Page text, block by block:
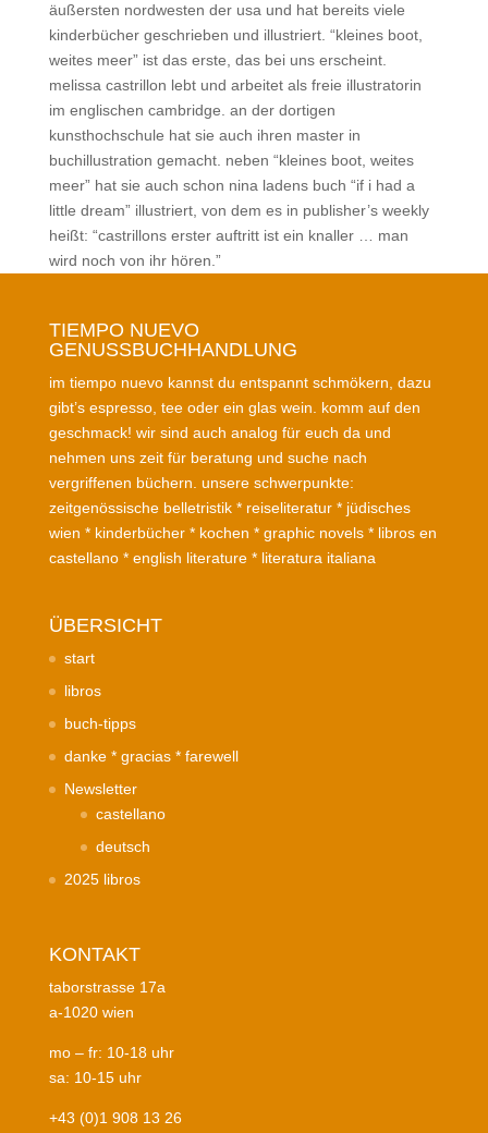
äußersten nordwesten der usa und hat bereits viele
kinderbücher geschrieben und illustriert. “kleines boot,
weites meer” ist das erste, das bei uns erscheint.
melissa castrillon lebt und arbeitet als freie illustratorin
im englischen cambridge. an der dortigen
kunsthochschule hat sie auch ihren master in
buchillustration gemacht. neben “kleines boot, weites
meer” hat sie auch schon nina ladens buch “if i had a
little dream” illustriert, von dem es in publisher’s weekly
heißt: “castrillons erster auftritt ist ein knaller … man
wird noch von ihr hören.”
TIEMPO NUEVO
GENUSSBUCHHANDLUNG
im tiempo nuevo kannst du entspannt schmökern, dazu
gibt’s espresso, tee oder ein glas wein. komm auf den
geschmack! wir sind auch analog für euch da und
nehmen uns zeit für beratung und suche nach
vergriffenen büchern. unsere schwerpunkte:
zeitgenössische belletristik * reiseliteratur * jüdisches
wien * kinderbücher * kochen * graphic novels * libros en
castellano * english literature * literatura italiana
ÜBERSICHT
start
libros
buch-tipps
danke * gracias * farewell
Newsletter
castellano
deutsch
2025 libros
KONTAKT
taborstrasse 17a
a-1020 wien
mo – fr: 10-18 uhr
sa: 10-15 uhr
+43 (0)1 908 13 26